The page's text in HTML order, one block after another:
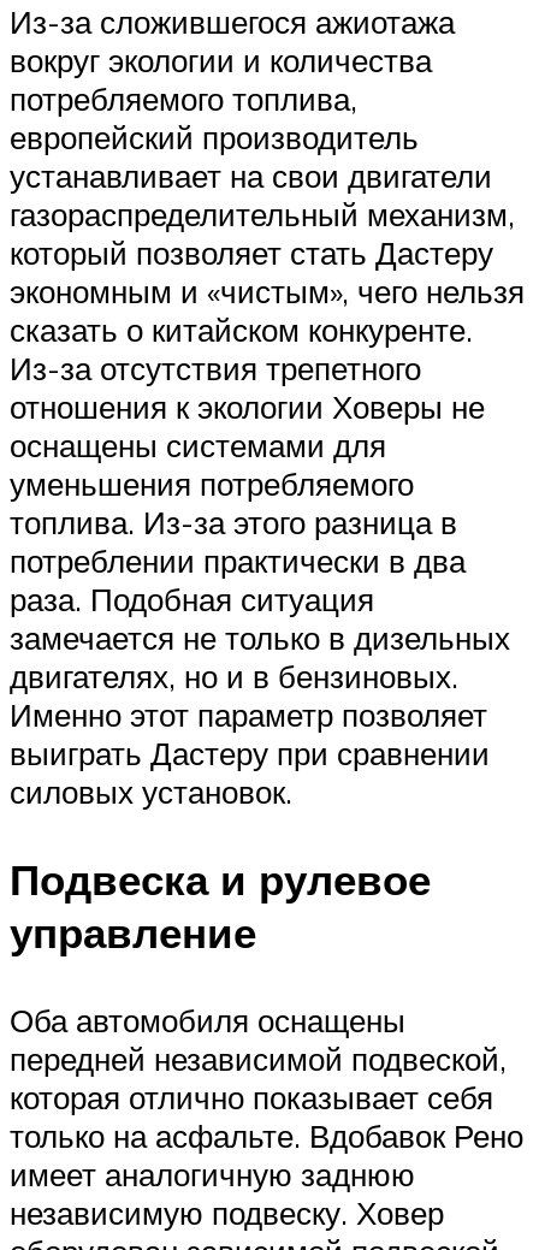
Из-за сложившегося ажиотажа
вокруг экологии и количества
потребляемого топлива,
европейский производитель
устанавливает на свои двигатели
газораспределительный механизм,
который позволяет стать Дастеру
экономным и «чистым», чего нельзя
сказать о китайском конкуренте.
Из-за отсутствия трепетного
отношения к экологии Ховеры не
оснащены системами для
уменьшения потребляемого
топлива. Из-за этого разница в
потреблении практически в два
раза. Подобная ситуация
замечается не только в дизельных
двигателях, но и в бензиновых.
Именно этот параметр позволяет
выиграть Дастеру при сравнении
силовых установок.
Подвеска и рулевое
управление
Оба автомобиля оснащены
передней независимой подвеской,
которая отлично показывает себя
только на асфальте. Вдобавок Рено
имеет аналогичную заднюю
независимую подвеску. Ховер